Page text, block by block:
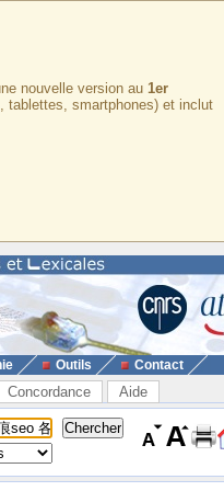
nouvelle version au 1er
tablettes, smartphones) et inclut
Outils Contact
Concordance Aide